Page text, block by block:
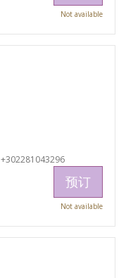
Not available
+302281043296
预订
Not available